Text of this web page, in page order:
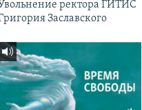
ректора ГИТИС
Заславского